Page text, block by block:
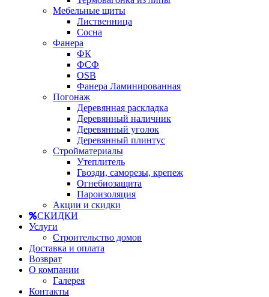
Мебельные щиты
Лиственница
Сосна
Фанера
ФК
ФСФ
OSB
Фанера Ламинированная
Погонаж
Деревянная раскладка
Деревянный наличник
Деревянный уголок
Деревянный плинтус
Стройматериалы
Утеплитель
Гвозди, саморезы, крепеж
Огнебиозащита
Пароизоляция
Акции и скидки
СКИДКИ
Услуги
Строительство домов
Доставка и оплата
Возврат
О компании
Галерея
Контакты